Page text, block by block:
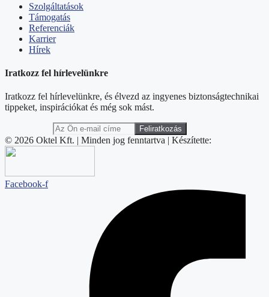
Szolgáltatások
Támogatás
Referenciák
Karrier
Hírek
Iratkozz fel hírlevelünkre
Iratkozz fel hírlevelünkre, és élvezd az ingyenes biztonságtechnikai
tippeket, inspirációkat és még sok mást.
© 2026 Oktel Kft. | Minden jog fenntartva | Készítette:
Facebook-f